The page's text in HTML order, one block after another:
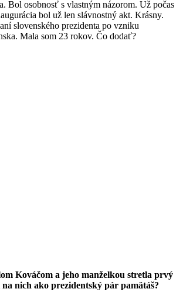
Bol osobnosť s vlastným názorom. Už počas
bol už len slávnostný akt. Krásny.
slovenského prezidenta po vzniku
Mala som 23 rokov. Čo dodať?
Kováčom a jeho manželkou stretla prvý
na nich ako prezidentský pár pamätáš?